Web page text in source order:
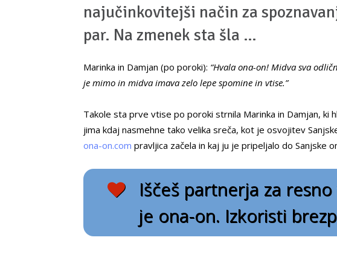
najučinkovitejši način za
par. Na zmenek sta šla …
Marinka in Damjan (po poroki): “Hvala ona-on! Midva sva
je mimo in midva imava zelo lepe spomine in vtise.”
Takole sta prve vtise po poroki strnila Marinka in Damjan, ki
jima kdaj nasmehne tako velika sreča, kot je osvojitev
ona-on.com pravljica začela in kaj ju je pripeljalo do Sanjske
Iščeš partnerja za resno
je ona-on. Izkoristi